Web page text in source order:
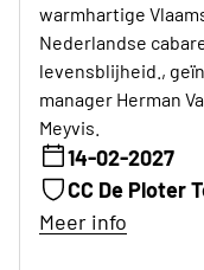
warmhartige
Nederlandse
levensblijheid.,
manager Herman
Meyvis.
14-02-2027
CC De Ploter
Meer info